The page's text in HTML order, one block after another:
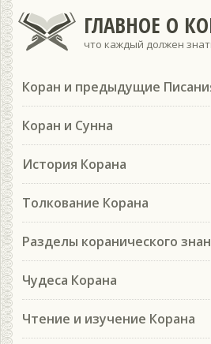
ГЛАВНОЕ О
что каждый должен
Коран и предыдущие
Коран и Сунна
История Корана
Толкование Корана
Разделы коранического
Чудеса Корана
Чтение и изучение Корана